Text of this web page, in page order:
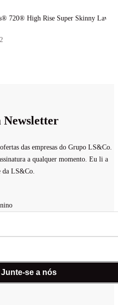
720® High Rise Super Skinny
Newsletter
das empresas do Grupo LS&Co.
a qualquer momento. Eu li a
da LS&Co.
Junte-se a nós